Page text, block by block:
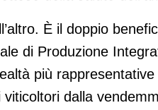
È il doppio
di Produzione
più
dalla